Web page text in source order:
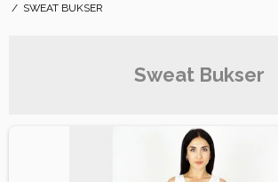
/ SWEAT BUKSER
Sweat Bukser